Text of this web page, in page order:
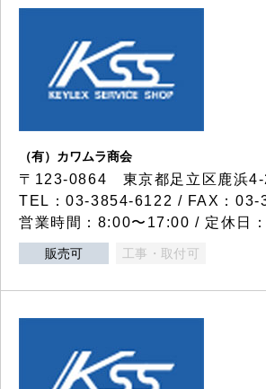
（有）カワムラ商会
〒123-0864 東京都足立区鹿浜4-
TEL：03-3854-6122 / FAX：03-
営業時間：8:00〜17:00 / 定休日
販売可 工事・取付可